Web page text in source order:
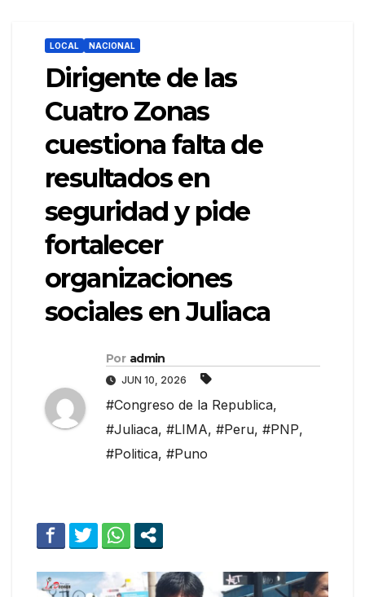
LOCAL NACIONAL
Dirigente de las
Cuatro Zonas
cuestiona falta de
resultados en
seguridad y pide
fortalecer
organizaciones
sociales en Juliaca
Por admin
JUN 10, 2026
#Congreso de la Republica,
#Juliaca, #LIMA, #Peru, #PNP,
#Politica, #Puno